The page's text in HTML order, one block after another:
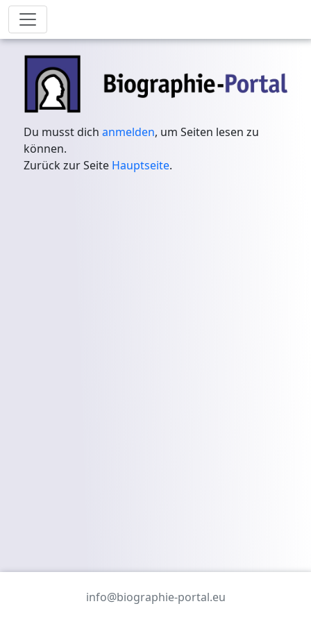
Du musst dichanmelden, um Seiten lesen zu
können.
Zurück zur Seite Hauptseite.
info@biographie-portal.eu